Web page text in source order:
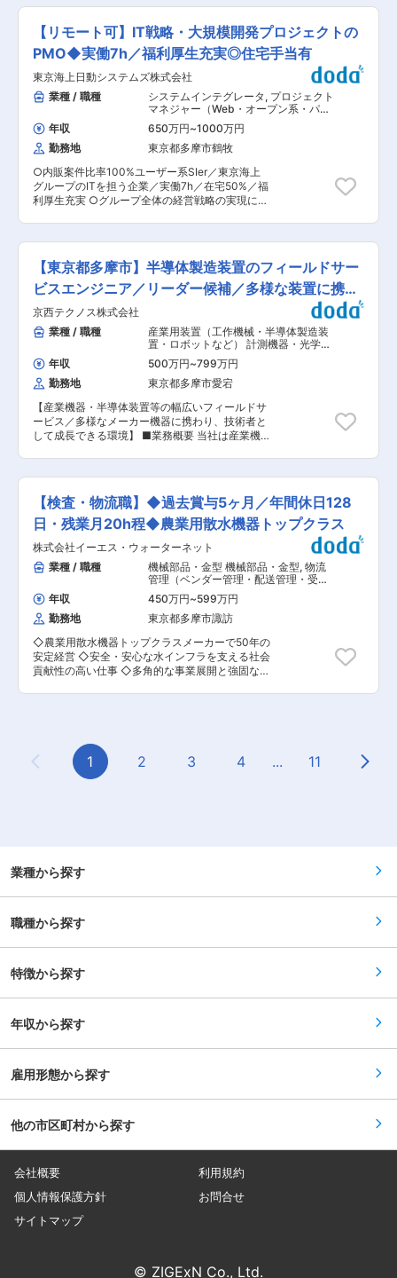
後のお客様対応および管理・回収業務を担当頂き
ます。 営業・融資に関する業務は別部隊が行って
おり、今回お任せするのは貸付後の入金サポート
や督促業務です。 −個人向けローン商品の入金案
内、回収業務（特に延滞などのお客様対応） −競
売等法的手続きの各種申請手続き −外部サービサ
ー窓口 −営業、審査、事務部門等、他部署との連
携、協力 ※状況に応じ、裁判所・弁護士・不動産
仲介業者との打ち合わせなども業務に含まれます
また、個人での実績管理ではなくチーム単位で指
標を持ち業務を行っています。ケースに応じてチ
ーム内で相談し合うなど、コミュニケーションも
取りやすい環境です。 ■配属組織： ・ローン事
回はローンサポートグループでの募集です。グル
ープ内は、回収チーム／期中管理チームで構成さ
・組織内は30代〜50代中心の30名弱の構成で、
経験豊富な先輩社員も所属しているため、本業務
に初めて挑戦される方にもフォローが可能な体制
です。 変更の範囲：会社の定める業務
担うスタッフの募集です。 ■業務内容：水道局・
下水道局からの委託に基づき、測量・調査・図面
作成などを行います。 計画策定、基本設計、詳細
設計、報告書作成など、上下水道設計の一連の業
務に携われます。 ＜業務の流れ＞ （1） 資料収集
道路台帳、境界確定図等を取得し、測量範囲を確
認する。 （2） 埋設企業調査 NTT・ガス・電気
等の埋設企業へ照会を行い、情報を収集する。
（3） 現地測量 計画路線において、測量を実施す
る。 （4） データ整理 測量成果を整理し、座
標・高さ等の数値を取りまとめる。 （5） CAD入
力・作図補助 AutoCADにて、地形・埋設物情報
を入力し、設計図作成のサポートを行う。 *測量
がない際は設計の補佐 （6） 成果確認 測量成果お
よびCADデータの内容確認を行い、設計担当へ引
き渡す。 【業務の特徴】 ・東京都・埼玉県の老
詳細設計など、設計業務全般を経験可能です。 ・
若手社員も早期からプロジェクトに参加し、技術
を時間内に身につけられる環境があります ■対象
エリアについて： 当社は、さいたま市(大宮)と多
摩市(多摩センター)の2か所に拠点があります。こ
ちらの求人は、都内のエリアを担当する設計技術
経営基盤 水道管耐震化工事の設計、調査ができる
企業は限られ、競合が少ないこともあり、定期的
にご依頼をいただくことが多いです。そのため、
受託〜受注もコンスタントにできており、一定の
売上が確保できている状態です。安定した経営基
盤を築くことができています。 （2）耐震化工事
る日本。耐震化工事は重要な課題となっていま
す。当社の事業は、世の中に不可欠なインフラを
ほぼ無、土日祝休みと効率重視で成果を上げる働
き方を徹底しています。長期就業がイメージしや
すい環境です。 変更の範囲：会社の定める業務
【リモート可】IT戦略・大規模開発プロジェクトの
PMO◆実働7h／福利厚生充実◎住宅手当有
東京海上日動システムズ株式会社
業種 / 職種
システムインテグレータ , プロジェクト
マネジャー（Web・オープン系・パッ
ケージ開発） IT戦略・システム企画担
当
年収 650万円~1000万円
勤務地
東京都多摩市鶴牧
○内販案件比率100%ユーザー系SIer／東京海上
グループのITを担う企業／実働7h／在宅50%／福
利厚生充実 ○グループ全体の経営戦略の実現に向
け、部門横断での大規模なPJ推進をお任せします
○募集元組織は同社内でも各部門のPM経験者が
集まる、プロフェッショナル集団です ■職務内
容： 東京海上日動火災保険(株)、および東京海上
グループの経営戦略の実現をITサービスの提供を
通じてリードすべく、ビジネスサイドと協業しな
がら以下のような業務に従事頂きます。 ・中長期
的なIT戦略の立案と実行 ・オープン化をはじめと
した大規模開発プロジェクトのPMO業務 ・シス
テム全体のアーキテクチャガバナンスの遂行 ・全
社的なQCD改善活動の検討と推進 ■募集背景・
組織ミッション： 同グループ全体で顧客との信頼
関係の再構築やサービス品質の更なる向上を目指
している方向性のなか、ITに関してもそれぞ実現
するための複数の部門やシステムを跨いだPJが立
ち上がっている状況です。 グループ全体のIT戦略
PJをリードできる人員を増加するため採用を行い
ます。人員強化をすることで、より一層現場に入
っていくことや、並走していくこと・ガバナンス
をきかせていくこと、沢山のシステムがあるなか
での横ぐしでの管理・推進を実現します。 ■働く
環境： ・在宅勤務は個人の希望に沿った働き方を
推奨しており、現在、在宅頻度は50％程度です。
・特別連続休暇…年間に1回、連続して10日間の
休暇が取得でき、全社員の取得率はほぼ100％で
す。 ・リフレッシュ休暇…勤続年数に応じた、最
大15日間の連続休暇です。 ・女性の産休、育休取
得はもちろん、男性の育休実績もございます。 変
更の範囲：会社の定める業務
【東京都多摩市】半導体製造装置のフィールドサー
ビスエンジニア／リーダー候補／多様な装置に携わ
れる
京西テクノス株式会社
業種 / 職種
産業用装置（工作機械・半導体製造装
置・ロボットなど） 計測機器・光学機
器・精密機器・分析機器
品 プラント機器・設備
年収 500万円~799万円
勤務地
東京都多摩市愛宕
【産業機器・半導体装置等の幅広いフィールドサ
ービス／多様なメーカー機器に携わり、技術者と
して成長できる環境】 ■業務概要 当社は産業機
のフィールドサービス・メンテナンス業務を担っ
ています。今回、事業拡大に伴い新たなエンジニ
アを募集し、多能工エンジニアとしてメーカー・
ユーザー双方と連携しながら業務を推進していた
だきます。業務はご経験や適性に応じて幅広くア
サインします。 ■業務詳細 主な業務として、産
業機器やライフサイエンス装置、半導体製造装置
の出荷前総合調整（クリーンルーム作業含む）、
ユーザー先での納入・設置や稼働支援、定期メン
テナンス・年次点検などの保守対応に携わってい
ただきます。また、メーカーとの定例会や調整を
通じた業務管理、1週間程度の宿泊出張、全国規
模の案件対応もあります。将来的にはリーダー候
補として部門運営や後進育成にも関わることが可
能です。 ■扱うサービス 電源装置、インバータ
ー、EVチャージャー、外観検査装置、液体クロマ
ンジニアが在籍し、多様な技術や経験を持つメン
バーが協力して業務を遂行。再雇用制度もあり、
長期的なキャリア形成が可能です。 ■業務の魅力
社平均残業10時間程度、福利厚生も充実していま
まで幅広いキャリアパスがあります。 ■企業の特
徴/魅力 メーカーとユーザーをつなぐ多能工エン
ジニアとして産業界に貢献しながら、安定したキ
囲：会社の定める業務
【検査・物流職】◆過去賞与5ヶ月／年間休日128
日・残業月20h程◆農業用散水機器トップクラス
株式会社イーエス・ウォーターネット
業種 / 職種
機械部品・金型 機械部品・金型, 物流
管理（ベンダー管理・配送管理・受発
注管理など） 倉庫管理・在庫管理
年収 450万円~599万円
勤務地
東京都多摩市諏訪
◇農業用散水機器トップクラスメーカーで50年の
安定経営 ◇安全・安心な水インフラを支える社会
貢献性の高い仕事 ◇多角的な事業展開と強固な財
じてメンテナンス、自社倉庫での在庫管理作業、
出荷作業（梱包、発送伝票作成など）といった幅
広い業務に携わっていただきます。 ■具体的な業
メンテナンス（部品交換、修理もあり） ・発送作
業…製品や部品をお客様や代理店などに発送する
ため、梱包品のチェック、梱包作業、伝票作成な
の製品のメンテナンス方法などの問い合わせに対
高い専門性と実績】 農業用散水機器においては国
内有数のシェアを誇り、50年以上の歴史で培われ
た豊富な経験と技術力を持っています。 【安全・
上下水道施設の運転維持管理を通じて、地域社会
専門知識で、安定稼働と効率的な水処理を実現
し、信頼性の高いサービスを提供しています。
【環境への貢献】 水資源の有効活用や水質保全に
Previous Page
1 2 3 4 ... 11
業種から探す
職種から探す
特徴から探す
年収から探す
雇用形態から探す
他の市区町村から探す
会社概要
利用規約
個人情報保護方針
お問合せ
サイトマップ
© ZIGExN Co., Ltd.